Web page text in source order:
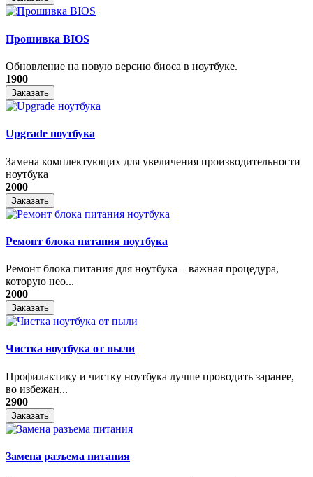
Прошивка BIOS
Обновление на новую версию биоса в ноутбуке.
1900
Заказать
Upgrade ноутбука
Замена комплектующих для увеличения производительности
ноутбука
2000
Заказать
Ремонт блока питания ноутбука
​Ремонт блока питания для ноутбука – важная процедура,
которую нео...
2000
Заказать
Чистка ноутбука от пыли
Профилактику и чистку ноутбука лучше проводить заранее,
во избежан...
2900
Заказать
Замена разъема питания